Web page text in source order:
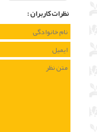
نظرات كاربران :